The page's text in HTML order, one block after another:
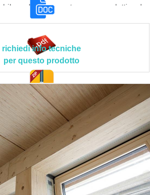
ed impregnato con prodotti ad
funghicida omologate secondo quanto
le seguenti caratteristiche tecnico-
applicative peculiari > dimensioni:
mm, larghezza: fino a 960 mm,
m; resistenza a flessione parallela:
a compressione ortogonale: 7,5
a taglio parallelo: 4,6 N/mm²; modulo
14.000 N/mm²; densità: 480 kg/m³;
per la formaldeide: 0,03 ppm (E1);
al fuoco: D-s1, d0; utilizzabile
1 e 2 (Eurocodice 5 - EN 1995-1-1),
da umidità e insetti e nessun
necessario; alta resistenza a
applicazioni a coltello; trasferimento del
doc. tec.
richiedi info tecniche
per questo prodotto